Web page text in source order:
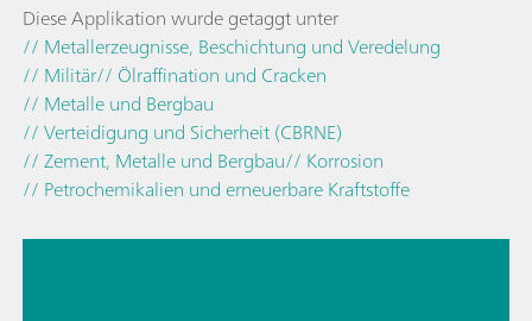
Diese Applikation wurde getaggt unter
// Metallerzeugnisse, Beschichtung und Veredelung
// Militär// Ölraffination und Cracken
// Metalle und Bergbau
// Verteidigung und Sicherheit (CBRNE)
// Zement, Metalle und Bergbau// Korrosion
// Petrochemikalien und erneuerbare Kraftstoffe